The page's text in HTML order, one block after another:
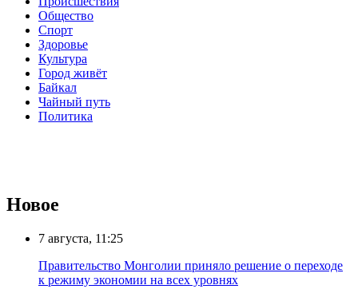
Общество
Cпорт
Здоровье
Культура
Город живёт
Байкал
Чайный путь
Политика
Новое
7 августа, 11:25
Правительство Монголии приняло решение о переходе
к режиму экономии на всех уровнях